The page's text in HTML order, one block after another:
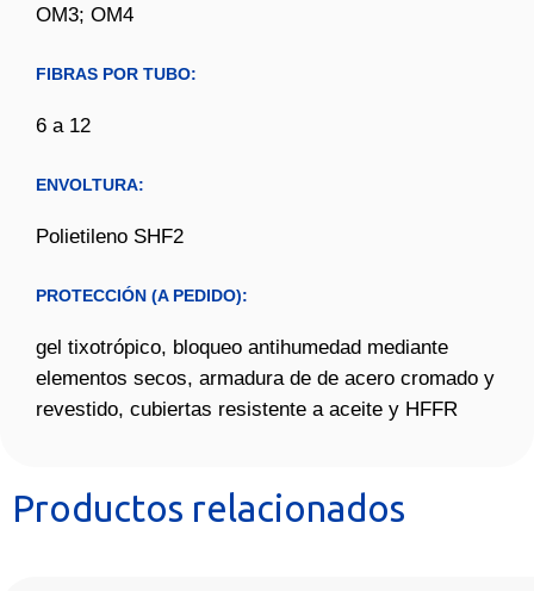
OM3; OM4
FIBRAS POR TUBO:
6 a 12
ENVOLTURA:
Polietileno SHF2
PROTECCIÓN (A PEDIDO):
gel tixotrópico, bloqueo antihumedad mediante
elementos secos, armadura de de acero cromado y
revestido, cubiertas resistente a aceite y HFFR
Productos relacionados